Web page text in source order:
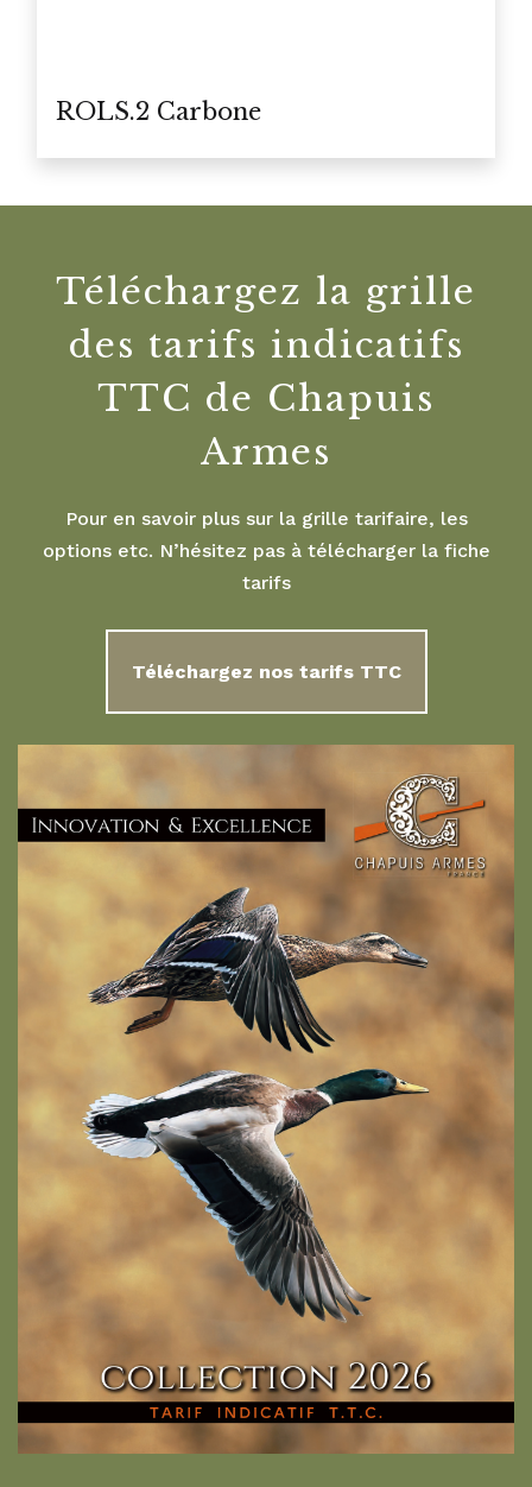
ROLS.2 Carbone
Téléchargez la grille
des tarifs indicatifs
TTC de Chapuis
Armes
Pour en savoir plus sur la grille tarifaire, les
options etc. N’hésitez pas à télécharger la fiche
tarifs
Téléchargez nos tarifs TTC